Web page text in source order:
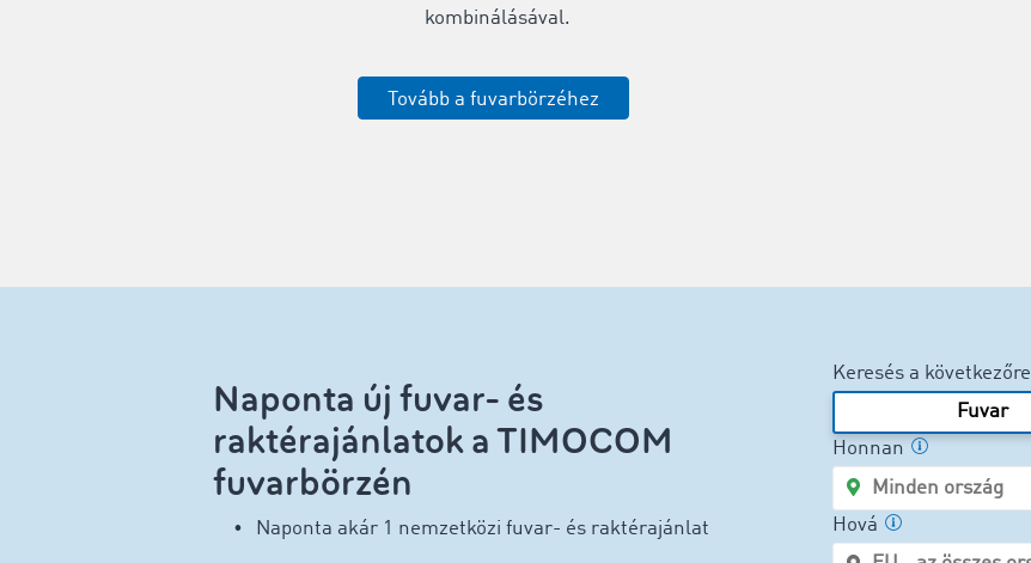
kombinálásával.
Tovább a fuvarbörzéhez
Naponta új fuvar- és
raktérajánlatok a TIMOCOM
fuvarbörzén
Naponta akár 1 nemzetközi fuvar- és raktérajánlat
Keresés a következőre
Fuvar
Honnan
Hová